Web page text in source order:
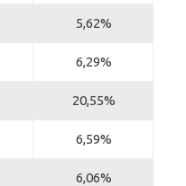
5,62%
6,29%
20,55%
6,59%
6,06%